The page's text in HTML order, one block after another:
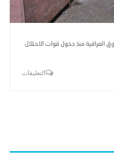
العراقية منذ دخول قوات الاحتلال
التعليقات